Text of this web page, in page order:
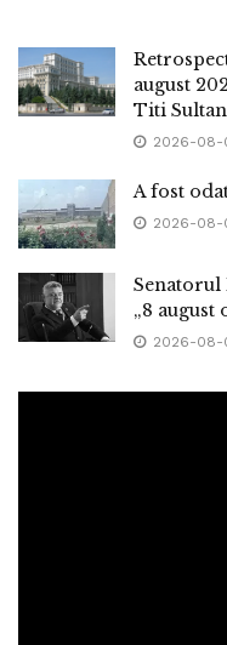
august
Titi Sultan
2026-08-
A fost
2026-08-
Senatorul
„8
2026-08-